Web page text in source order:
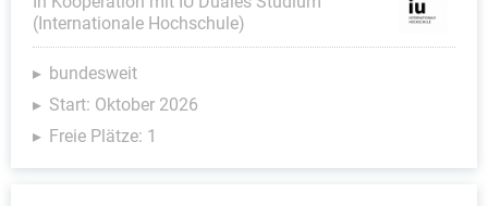
(Internationale Hochschule)
bundesweit
Start: Oktober 2026
Freie Plätze: 1